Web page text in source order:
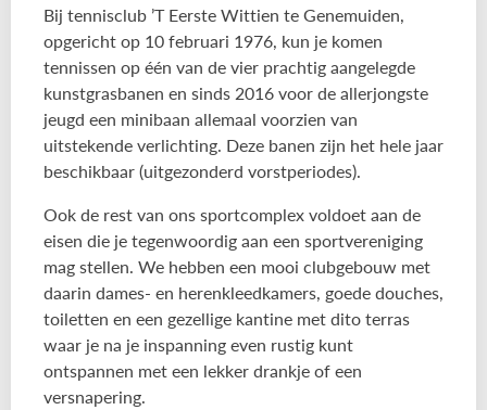
Bij tennisclub ’T Eerste Wittien te Genemuiden,
opgericht op 10 februari 1976, kun je komen
tennissen op één van de vier prachtig aangelegde
kunstgrasbanen en sinds 2016 voor de allerjongste
jeugd een minibaan allemaal voorzien van
uitstekende verlichting. Deze banen zijn het hele jaar
beschikbaar (uitgezonderd vorstperiodes).
Ook de rest van ons sportcomplex voldoet aan de
eisen die je tegenwoordig aan een sportvereniging
mag stellen. We hebben een mooi clubgebouw met
daarin dames- en herenkleedkamers, goede douches,
toiletten en een gezellige kantine met dito terras
waar je na je inspanning even rustig kunt
ontspannen met een lekker drankje of een
versnapering.